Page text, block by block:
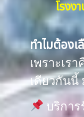
โรงง
ทำไมต้องเ
เพราะเร
เดียวกันนี้
บริกา